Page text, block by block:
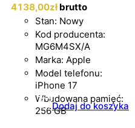
4138,00zł brutto
Stan: Nowy
Kod producenta:
MG6M4SX/A
Marka: Apple
Model telefonu:
iPhone 17
Wbudowana pamięć:
256 GBDodaj do koszyka